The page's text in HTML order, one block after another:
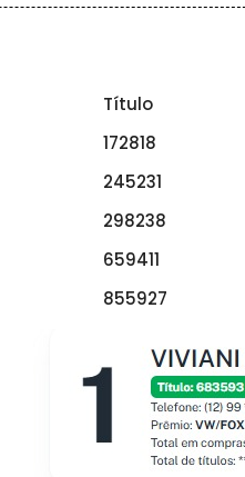
Título
172818
245231
298238
659411
855927